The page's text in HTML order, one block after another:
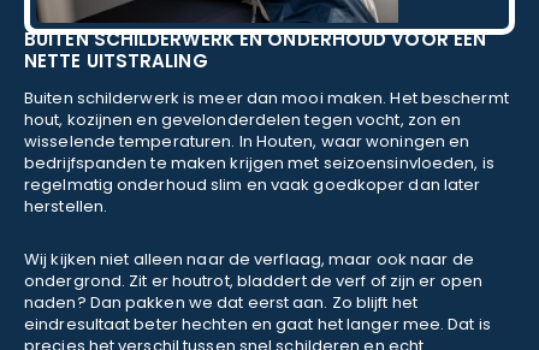
BUITEN SCHILDERWERK EN ONDERHOUD VOOR EEN
NETTE UITSTRALING
Buiten schilderwerk is meer dan mooi maken. Het beschermt
hout, kozijnen en gevelonderdelen tegen vocht, zon en
wisselende temperaturen. In Houten, waar woningen en
bedrijfspanden te maken krijgen met seizoensinvloeden, is
regelmatig onderhoud slim en vaak goedkoper dan later
herstellen.
Wij kijken niet alleen naar de verflaag, maar ook naar de
ondergrond. Zit er houtrot, bladdert de verf of zijn er open
naden? Dan pakken we dat eerst aan. Zo blijft het
eindresultaat beter hechten en gaat het langer mee. Dat is